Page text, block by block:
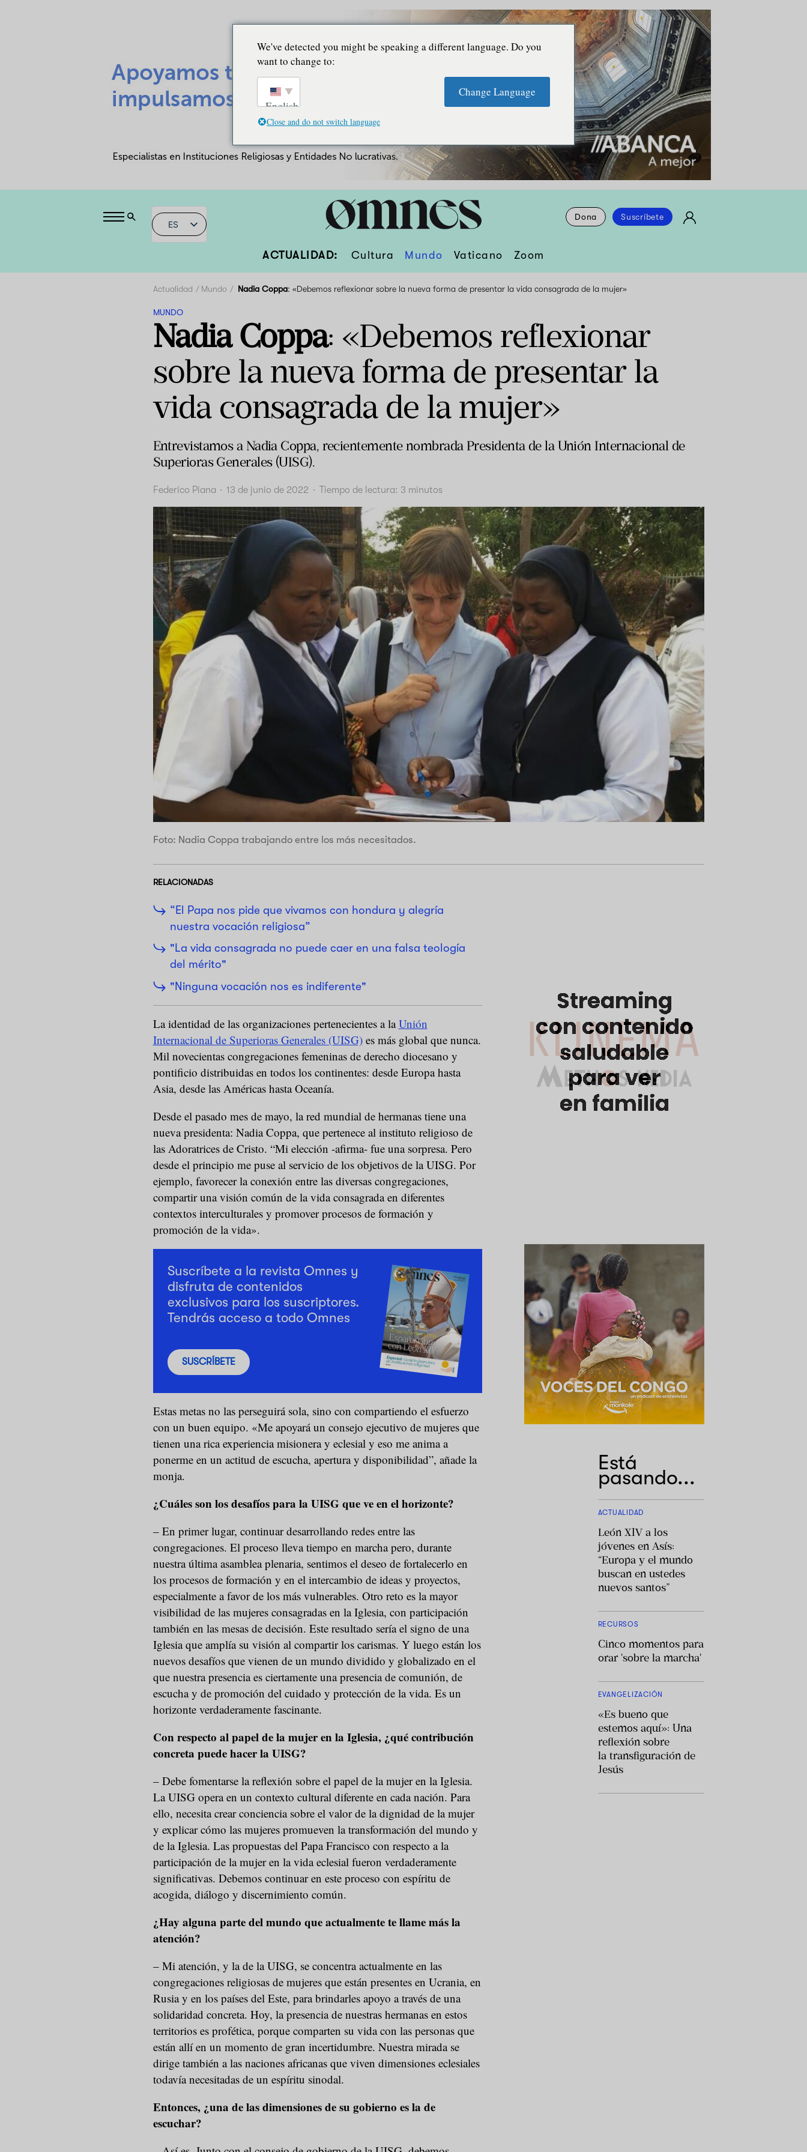
ES
Dona Suscríbete
ACTUALIDAD: Cultura Mundo Vaticano Zoom
Actualidad Mundo Nadia Coppa: «Debemos reflexionar sobre la nueva forma de presentar la vida consagrada de la mujer»
MUNDO
Nadia Coppa: «Debemos reflexionar
sobre la nueva forma de presentar la
vida consagrada de la mujer»
Entrevistamos a Nadia Coppa, recientemente nombrada Presidenta de la Unión Internacional de
Superioras Generales (UISG).
Federico Piana · 13 de junio de 2022 · Tiempo de lectura: 3 minutos
Foto: Nadia Coppa trabajando entre los más necesitados.
RELACIONADAS
“El Papa nos pide que vivamos con hondura y alegría
nuestra vocación religiosa”
"La vida consagrada no puede caer en una falsa teología
del mérito"
"Ninguna vocación nos es indiferente"
La identidad de las organizaciones pertenecientes a laUnión
Internacional de Superioras Generales (UISG)es más global que nunca.
Mil novecientas congregaciones femeninas de derecho diocesano y
pontificio distribuidas en todos los continentes: desde Europa hasta
Asia, desde las Américas hasta Oceanía.
Desde el pasado mes de mayo, la red mundial de hermanas tiene una
nueva presidenta: Nadia Coppa, que pertenece al instituto religioso de
las Adoratrices de Cristo. “Mi elección -afirma- fue una sorpresa. Pero
desde el principio me puse al servicio de los objetivos de la UISG. Por
ejemplo, favorecer la conexión entre las diversas congregaciones,
compartir una visión común de la vida consagrada en diferentes
contextos interculturales y promover procesos de formación y
promoción de la vida».
Suscríbete a la revista Omnes y
disfruta de contenidos
exclusivos para los suscriptores.
Tendrás acceso a todo Omnes
SUSCRÍBETE
Estas metas no las perseguirá sola, sino con compartiendo el esfuerzo
con un buen equipo. «Me apoyará un consejo ejecutivo de mujeres que
tienen una rica experiencia misionera y eclesial y eso me anima a
ponerme en un actitud de escucha, apertura y disponibilidad”, añade la
monja.
¿Cuáles son los desafíos para la UISG que ve en el horizonte?
– En primer lugar, continuar desarrollando redes entre las
congregaciones. El proceso lleva tiempo en marcha pero, durante
nuestra última asamblea plenaria, sentimos el deseo de fortalecerlo en
los procesos de formación y en el intercambio de ideas y proyectos,
especialmente a favor de los más vulnerables. Otro reto es la mayor
visibilidad de las mujeres consagradas en la Iglesia, con participación
también en las mesas de decisión. Este resultado sería el signo de una
Iglesia que amplía su visión al compartir los carismas. Y luego están los
nuevos desafíos que vienen de un mundo dividido y globalizado en el
que nuestra presencia es ciertamente una presencia de comunión, de
escucha y de promoción del cuidado y protección de la vida. Es un
horizonte verdaderamente fascinante.
Con respecto al papel de la mujer en la Iglesia, ¿qué contribución
concreta puede hacer la UISG?
– Debe fomentarse la reflexión sobre el papel de la mujer en la Iglesia.
La UISG opera en un contexto cultural diferente en cada nación. Para
ello, necesita crear conciencia sobre el valor de la dignidad de la mujer
y explicar cómo las mujeres promueven la transformación del mundo y
de la Iglesia. Las propuestas del Papa Francisco con respecto a la
participación de la mujer en la vida eclesial fueron verdaderamente
significativas. Debemos continuar en este proceso con espíritu de
acogida, diálogo y discernimiento común.
¿Hay alguna parte del mundo que actualmente te llame más la
atención?
– Mi atención, y la de la UISG, se concentra actualmente en las
congregaciones religiosas de mujeres que están presentes en Ucrania, en
Rusia y en los países del Este, para brindarles apoyo a través de una
solidaridad concreta. Hoy, la presencia de nuestras hermanas en estos
territorios es profética, porque comparten su vida con las personas que
están allí en un momento de gran incertidumbre. Nuestra mirada se
dirige también a las naciones africanas que viven dimensiones eclesiales
todavía necesitadas de un espíritu sinodal.
Entonces, ¿una de las dimensiones de su gobierno es la de
escuchar?
Está
pasando...
ACTUALIDAD
León XIV a los
jóvenes en Asís:
“Europa y el mundo
buscan en ustedes
nuevos santos”
RECURSOS
Cinco momentos para
orar 'sobre la marcha'
EVANGELIZACIÓN
«Es bueno que
estemos aquí»: Una
reflexión sobre
la transfiguración de
Jesús
We've detected you might be speaking a different language. Do you
want to change to:
English
Change Language
Close and do not switch language